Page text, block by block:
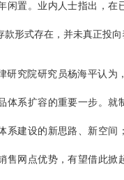
闲置。业内人士指出，在
形式存在，并未真正投向
研究院研究员杨海平认为
体系扩容的重要一步。就
系建设的新思路、新空间
售网点优势，有望借此掀